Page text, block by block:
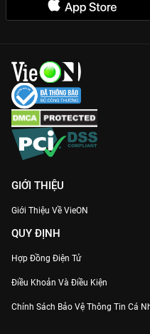
GIỚI THIỆU
Giới Thiệu Về VieON
QUY ĐỊNH
Hợp Đồng Điện Tử
Điều Khoản Và Điều Kiện
Chính Sách Bảo Vệ Thông Tin Cá